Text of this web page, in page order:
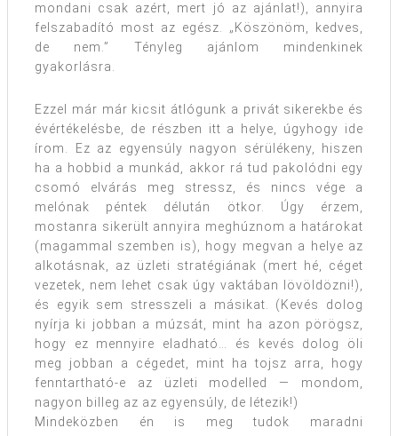
mondani csak azért, mert jó az ajánlat!), annyira
felszabadító most az egész. „Köszönöm, kedves,
de nem.” Tényleg ajánlom mindenkinek
gyakorlásra.
Ezzel már már kicsit átlógunk a privát sikerekbe és
évértékelésbe, de részben itt a helye, úgyhogy ide
írom. Ez az egyensúly nagyon sérülékeny, hiszen
ha a hobbid a munkád, akkor rá tud pakolódni egy
csomó elvárás meg stressz, és nincs vége a
melónak péntek délután ötkor. Úgy érzem,
mostanra sikerült annyira meghúznom a határokat
(magammal szemben is), hogy megvan a helye az
alkotásnak, az üzleti stratégiának (mert hé, céget
vezetek, nem lehet csak úgy vaktában lövöldözni!),
és egyik sem stresszeli a másikat. (Kevés dolog
nyírja ki jobban a múzsát, mint ha azon pörögsz,
hogy ez mennyire eladható… és kevés dolog öli
meg jobban a cégedet, mint ha tojsz arra, hogy
fenntartható-e az üzleti modelled — mondom,
nagyon billeg az az egyensúly, de létezik!)
Mindeközben én is meg tudok maradni